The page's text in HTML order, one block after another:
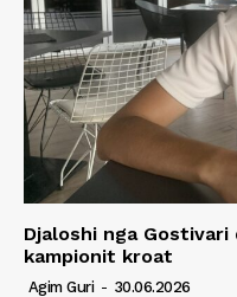
Djaloshi nga
kampionit kroat
Agim Guri - 30.06.2026